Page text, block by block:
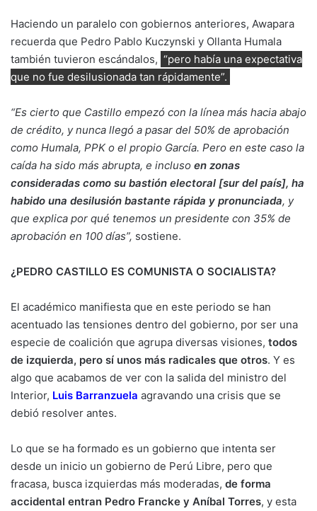
Haciendo un paralelo con gobiernos anteriores, Awapara
recuerda que Pedro Pablo Kuczynski y Ollanta Humala
también tuvieron escándalos, “pero había una expectativa
que no fue desilusionada tan rápidamente”.
“Es cierto que Castillo empezó con la línea más hacia abajo
de crédito, y nunca llegó a pasar del 50% de aprobación
como Humala, PPK o el propio García. Pero en este caso la
caída ha sido más abrupta, e incluso en zonas
consideradas como su bastión electoral [sur del país], ha
habido una desilusión bastante rápida y pronunciada, y
que explica por qué tenemos un presidente con 35% de
aprobación en 100 días”, sostiene.
¿PEDRO CASTILLO ES COMUNISTA O SOCIALISTA?
El académico manifiesta que en este periodo se han
acentuado las tensiones dentro del gobierno, por ser una
especie de coalición que agrupa diversas visiones, todos
de izquierda, pero sí unos más radicales que otros. Y es
algo que acabamos de ver con la salida del ministro del
Interior, Luis Barranzuela agravando una crisis que se
debió resolver antes.
Lo que se ha formado es un gobierno que intenta ser
desde un inicio un gobierno de Perú Libre, pero que
fracasa, busca izquierdas más moderadas, de forma
accidental entran Pedro Francke y Aníbal Torres, y esta